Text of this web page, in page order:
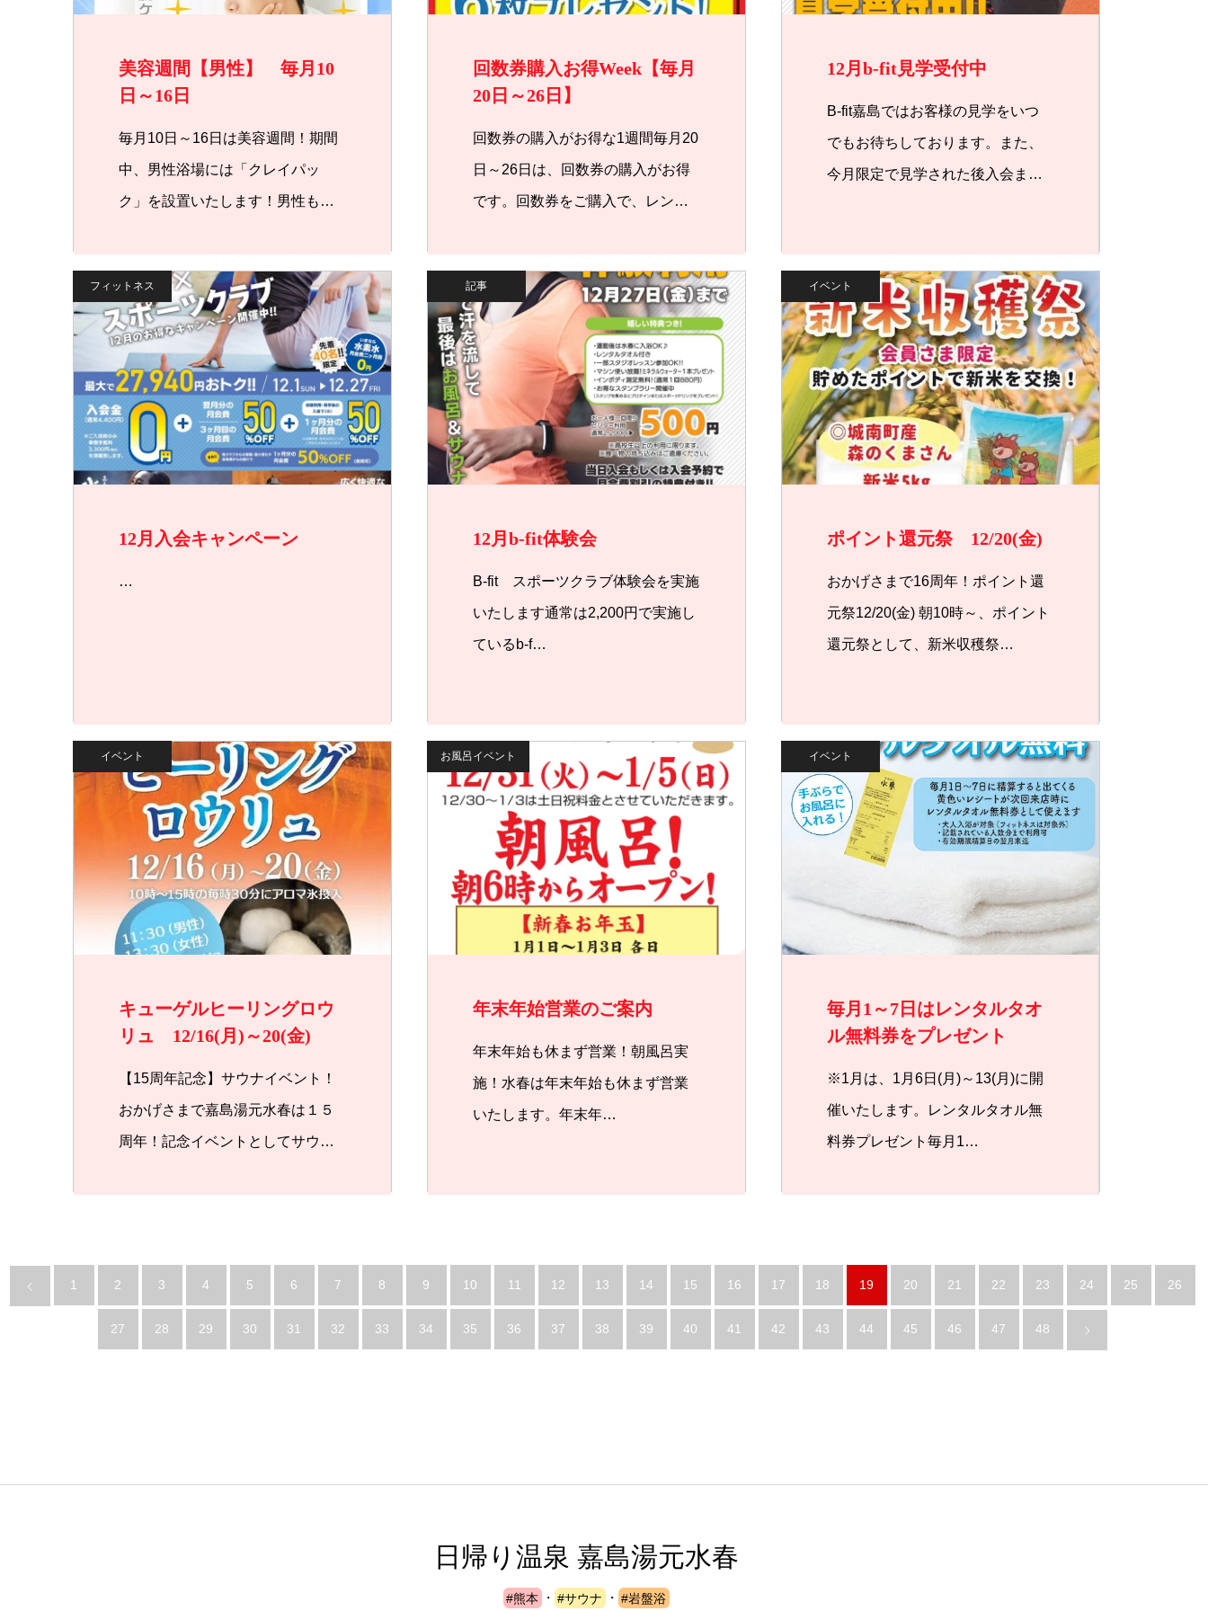
美容週間【男性】 毎月10
日～16日
毎月10日～16日は美容週間！期間
中、男性浴場には「クレイパッ
ク」を設置いたします！男性も…
回数券購入お得Week【毎月
20日～26日】
回数券の購入がお得な1週間毎月20
日～26日は、回数券の購入がお得
です。回数券をご購入で、レン…
12月b-fit見学受付中
B-fit嘉島ではお客様の見学をいつ
でもお待ちしております。また、
今月限定で見学された後入会また
フィットネス
12月入会キャンペーン
…
記事
12月b-fit体験会
B-fit スポーツクラブ体験会を実施
いたします通常は2,200円で実施し
ているb-f…
イベント
ポイント還元祭 12/20(金)
おかげさまで16周年！ポイント還
元祭12/20(金) 朝10時～、ポイント
還元祭として、新米収穫祭…
イベント
キューゲルヒーリングロウ
リュ 12/16(月)～20(金)
【15周年記念】サウナイベント！
おかげさまで嘉島湯元水春は１５
周年！記念イベントとしてサウナ
お風呂イベント
年末年始営業のご案内
年末年始も休まず営業！朝風呂実
施！水春は年末年始も休まず営業
いたします。年末年…
イベント
毎月1～7日はレンタルタオ
ル無料券をプレゼント
※1月は、1月6日(月)～13(月)に開
催いたします。レンタルタオル無
料券プレゼント毎月1…
1 2 3 4 5 6 7 8 9 10 11 12 13 14 15 16 17 18 19 20 21 22 23 24 25 26
27 28 29 30 31 32 33 34 35 36 37 38 39 40 41 42 43 44 45 46 47 48
日帰り温泉 嘉島湯元水春
#熊本 ・ #サウナ ・ #岩盤浴